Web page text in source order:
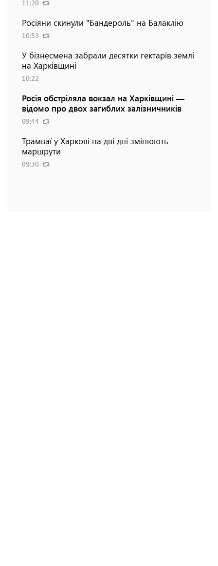
11:20
Росіяни скинули "Бандероль" на Балаклію
10:53
У бізнесмена забрали десятки гектарів землі
на Харківщині
10:22
Росія обстріляла вокзал на Харківщині —
відомо про двох загиблих залізничників
09:44
Трамваї у Харкові на дві дні змінюють
маршрути
09:30